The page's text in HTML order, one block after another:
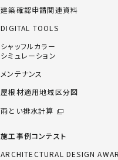
建築確認申請関連資料
DIGITAL TOOLS
シャッフルカラー
シミュレーション
メンテナンス
屋根材適用地域区分図
雨とい排水計算
施工事例コンテスト
ARCHITECTURAL DESIGN